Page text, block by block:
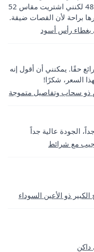
لكان أفضل. عادةً أرتدي مقاس 48 لكنني اشتريت مقاس 52
براحة لأن القصات ضيقة.
رأس أسود
حقًا. يمكنني أن أقول إنه
السعر، شكرًا!
ذو سحاب وتفاصيل متموجة
الجودة عالية جداً
مع شرائط
ذو الأعين السوداء